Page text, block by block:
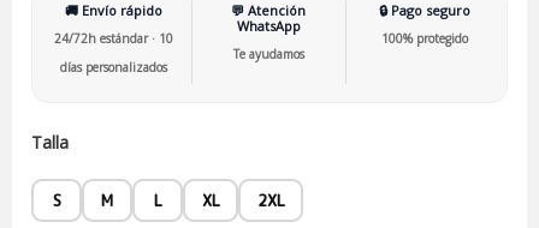
🚚 Envío rápido
24/72h estándar · 10
días personalizados
💬 Atención
WhatsApp
Te ayudamos
🔒 Pago seguro
100% protegido
Talla
S M L XL 2XL